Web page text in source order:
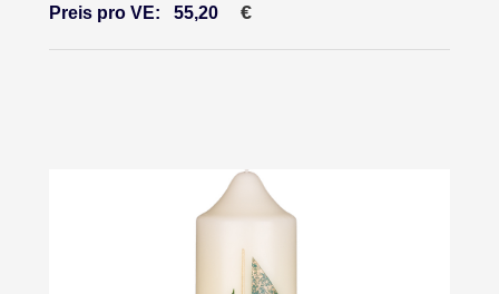
Preis pro VE: 55,20 €